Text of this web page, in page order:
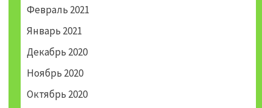
Февраль 2021
Январь 2021
Декабрь 2020
Ноябрь 2020
Октябрь 2020